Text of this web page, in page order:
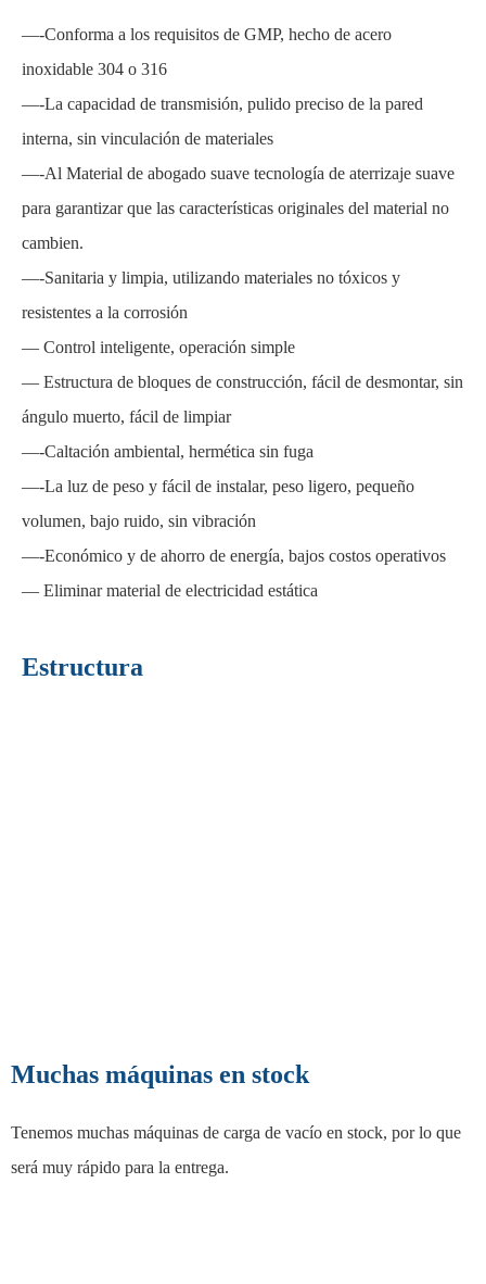
—-Conforma a los requisitos de GMP, hecho de acero
inoxidable 304 o 316
—-La capacidad de transmisión, pulido preciso de la pared
interna, sin vinculación de materiales
—-Al Material de abogado suave tecnología de aterrizaje suave
para garantizar que las características originales del material no
cambien.
—-Sanitaria y limpia, utilizando materiales no tóxicos y
resistentes a la corrosión
— Control inteligente, operación simple
— Estructura de bloques de construcción, fácil de desmontar, sin
ángulo muerto, fácil de limpiar
—-Caltación ambiental, hermética sin fuga
—-La luz de peso y fácil de instalar, peso ligero, pequeño
volumen, bajo ruido, sin vibración
—-Económico y de ahorro de energía, bajos costos operativos
— Eliminar material de electricidad estática
Estructura
Muchas máquinas en stock
Tenemos muchas máquinas de carga de vacío en stock, por lo que
será muy rápido para la entrega.